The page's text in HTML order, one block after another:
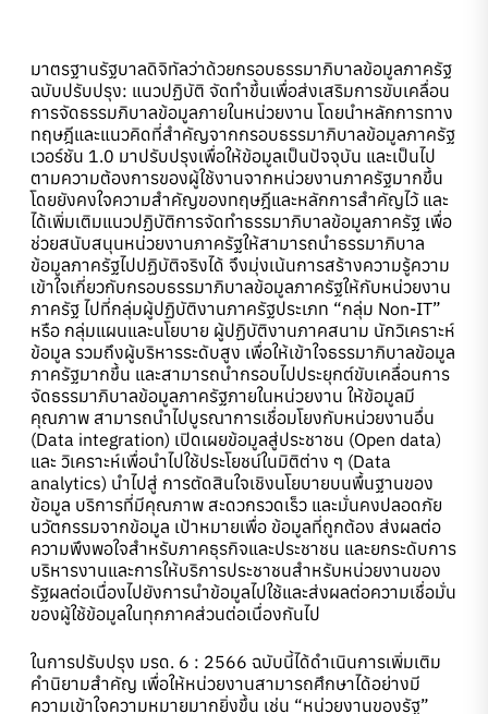
มาตรฐานรัฐบาลดิจิทัลว่าด้วยกรอบธรรมาภิบาลข้อมูลภาครัฐ
ฉบับปรับปรุง: แนวปฏิบัติ จัดทำขึ้นเพื่อส่งเสริมการขับเคลื่อน
การจัดธรรมภิบาลข้อมูลภายในหน่วยงาน โดยนำหลักการทาง
ทฤษฎีและแนวคิดที่สำคัญจากกรอบธรรมาภิบาลข้อมูลภาครัฐ
เวอร์ชัน 1.0 มาปรับปรุงเพื่อให้ข้อมูลเป็นปัจจุบัน และเป็นไป
ตามความต้องการของผู้ใช้งานจากหน่วยงานภาครัฐมากขึ้น
โดยยังคงใจความสำคัญของทฤษฎีและหลักการสำคัญไว้ และ
ได้เพิ่มเติมแนวปฏิบัติการจัดทำธรรมาภิบาลข้อมูลภาครัฐ เพื่อ
ช่วยสนับสนุนหน่วยงานภาครัฐให้สามารถนำธรรมาภิบาล
ข้อมูลภาครัฐไปปฏิบัติจริงได้ จึงมุ่งเน้นการสร้างความรู้ความ
เข้าใจเกี่ยวกับกรอบธรรมาภิบาลข้อมูลภาครัฐให้กับหน่วยงาน
ภาครัฐ ไปที่กลุ่มผู้ปฏิบัติงานภาครัฐประเภท “กลุ่ม Non-IT”
หรือ กลุ่มแผนและนโยบาย ผู้ปฏิบัติงานภาคสนาม นักวิเคราะห์
ข้อมูล รวมถึงผู้บริหารระดับสูง เพื่อให้เข้าใจธรรมาภิบาลข้อมูล
ภาครัฐมากขึ้น และสามารถนำกรอบไปประยุกต์ขับเคลื่อนการ
จัดธรรมาภิบาลข้อมูลภาครัฐภายในหน่วยงาน ให้ข้อมูลมี
คุณภาพ สามารถนำไปบูรณาการเชื่อมโยงกับหน่วยงานอื่น
(Data integration) เปิดเผยข้อมูลสู่ประชาชน (Open data)
และ วิเคราะห์เพื่อนำไปใช้ประโยชน์ในมิติต่าง ๆ (Data
analytics) นำไปสู่ การตัดสินใจเชิงนโยบายบนพื้นฐานของ
ข้อมูล บริการที่มีคุณภาพ สะดวกรวดเร็ว และมั่นคงปลอดภัย
นวัตกรรมจากข้อมูล เป้าหมายเพื่อ ข้อมูลที่ถูกต้อง ส่งผลต่อ
ความพึงพอใจสำหรับภาคธุรกิจและประชาชน และยกระดับการ
บริหารงานและการให้บริการประชาชนสำหรับหน่วยงานของ
รัฐผลต่อเนื่องไปยังการนําข้อมูลไปใช้และส่งผลต่อความเชื่อมั่น
ของผู้ใช้ข้อมูลในทุกภาคส่วนต่อเนื่องกันไป
ในการปรับปรุง มรด. 6 : 2566 ฉบับนี้ได้ดำเนินการเพิ่มเติม
คำนิยามสำคัญ เพื่อให้หน่วยงานสามารถศึกษาได้อย่างมี
ความเข้าใจความหมายมากยิ่งขึ้น เช่น “หน่วยงานของรัฐ”